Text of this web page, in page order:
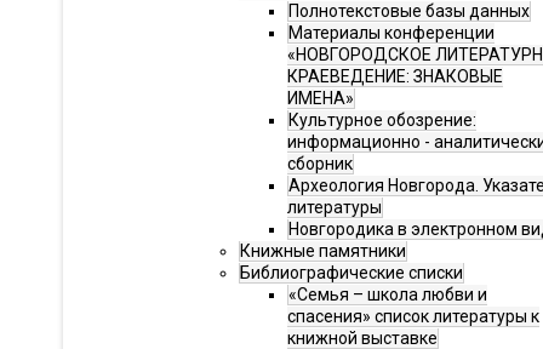
Полнотекстовые базы данных
Материалы конференции
«НОВГОРОДСКОЕ
КРАЕВЕДЕНИЕ: ЗНАКОВЫЕ
ИМЕНА»
Культурное обозрение:
информационно -
сборник
Археология Новгорода.
литературы
Новгородика в электронном
Книжные памятники
Библиографические списки
«Семья – школа любви и
спасения» список литературы к
книжной выставке